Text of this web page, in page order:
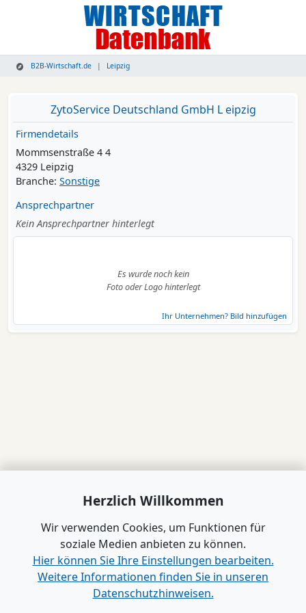
B2B-Wirtschaft.de Leipzig
ZytoService Deutschland GmbH L eipzig
Firmendetails
Mommsenstraße 4 4
4329 Leipzig
Branche: Sonstige
Ansprechpartner
Kein Ansprechpartner hinterlegt
Es wurde noch kein
Foto oder Logo hinterlegt
Ihr Unternehmen? Bild hinzufügen
Herzlich Willkommen
Wir verwenden Cookies, um Funktionen für
soziale Medien anbieten zu können.
Hier können Sie Ihre Einstellungen bearbeiten.
Weitere Informationen finden Sie in unseren
Datenschutzhinweisen.